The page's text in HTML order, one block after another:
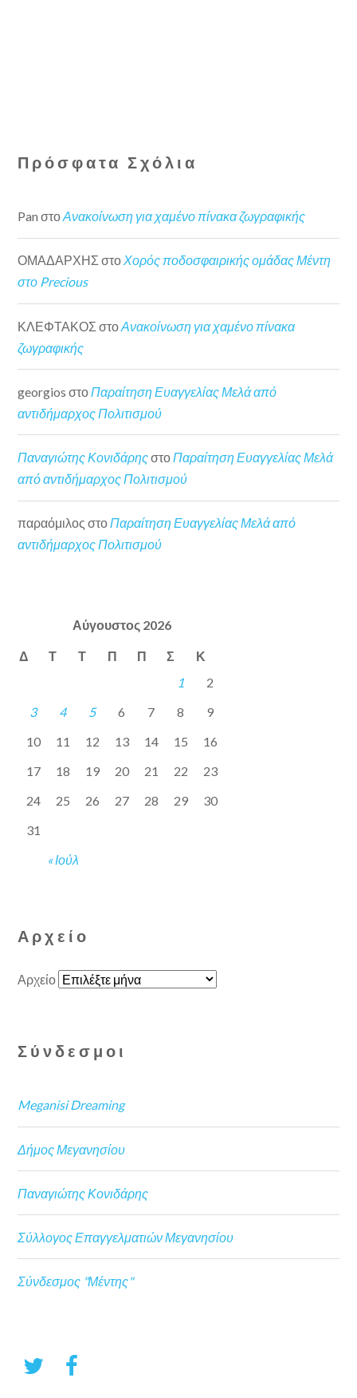
Πρόσφατα Σχόλια
Pan στοΑνακοίνωση για χαμένο πίνακα ζωγραφικής
ΟΜΑΔΑΡΧΗΣ στοΧορός ποδοσφαιρικής ομάδας Μέντη
στο Precious
ΚΛΕΦΤΑΚΟΣ στοΑνακοίνωση για χαμένο πίνακα
ζωγραφικής
georgios στο Παραίτηση Ευαγγελίας Μελά από
αντιδήμαρχος Πολιτισμού
Παναγιώτης ΚονιδάρηςστοΠαραίτηση Ευαγγελίας Μελά
από αντιδήμαρχος Πολιτισμού
παραόμιλος στοΠαραίτηση Ευαγγελίας Μελά από
αντιδήμαρχος Πολιτισμού
Αύγουστος 2026
Δ Τ Τ Π Π Σ Κ
« Ιούλ
1
2
3
4 5 6 7 8
9
10
11 12 13 14 15
16
17
18 19 20 21 22
23
24
25 26 27 28 29
30
31
Αρχείο
Αρχείο
Σύνδεσμοι
Meganisi Dreaming
Δήμος Μεγανησίου
Παναγιώτης Κονιδάρης
Σύλλογος Επαγγελματιών Μεγανησίου
Σύνδεσμος "Μέντης"